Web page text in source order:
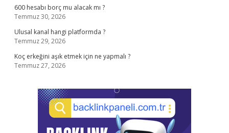
600 hesabı borç mu alacak mı ?
Temmuz 30, 2026
Ulusal kanal hangi platformda ?
Temmuz 29, 2026
Koç erkeğini aşık etmek için ne yapmalı ?
Temmuz 27, 2026